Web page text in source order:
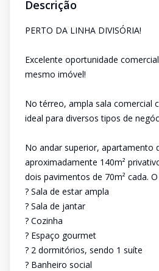
Descrição
PERTO DA LINHA DIVISÓRIA!
Excelente oportunidade
mesmo imóvel!
No térreo, ampla sala comercial
ideal para diversos tipos de
No andar superior, apartamento
aproximadamente 140m²
dois pavimentos de 70m² cada.
? Sala de estar ampla
? Sala de jantar
? Cozinha
? Espaço gourmet
? 2 dormitórios, sendo 1 suíte
? Banheiro social